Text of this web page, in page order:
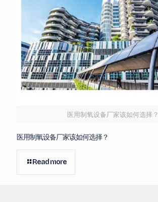
医用制氧设备厂家该如何选择？
医用制氧设备厂家该如何选择？
Read more